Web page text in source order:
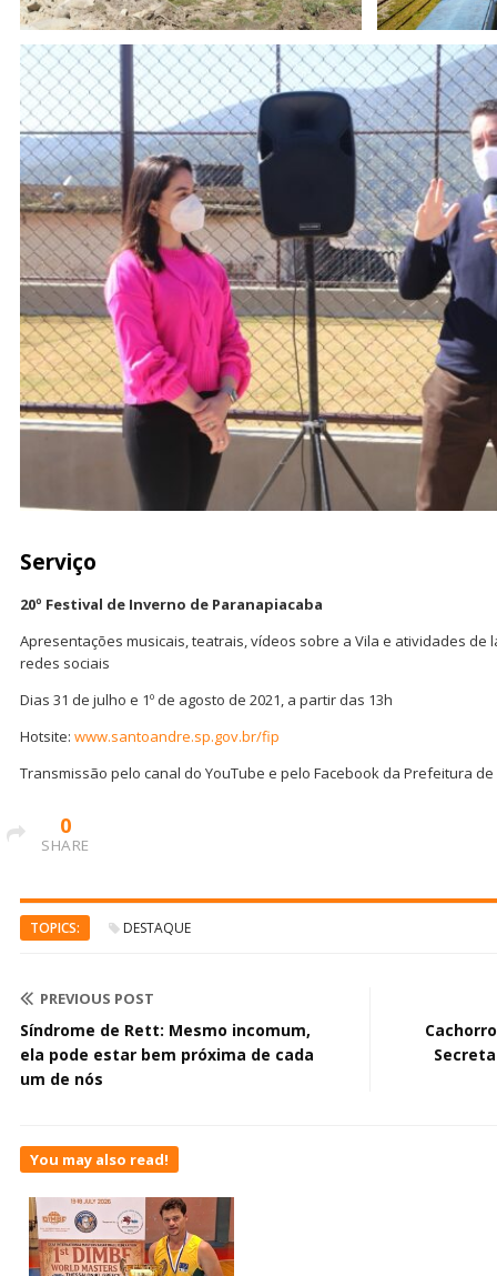
Serviço
20º Festival de Inverno de Paranapiacaba
Apresentações musicais, teatrais, vídeos sobre a Vila e atividades de
redes sociais
Dias 31 de julho e 1º de agosto de 2021, a partir das 13h
Hotsite: www.santoandre.sp.gov.br/fip
Transmissão pelo canal do YouTube e pelo Facebook da Prefeitura
0
SHARE
TOPICS: DESTAQUE
PREVIOUS POST
Síndrome de Rett: Mesmo incomum,
ela pode estar bem próxima de cada
um de nós
You may also read!